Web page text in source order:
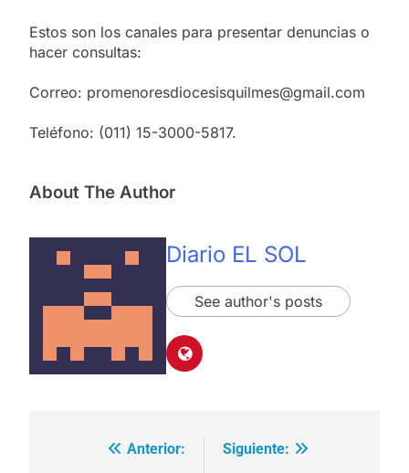
Estos son los canales para presentar denuncias o
hacer consultas:
Correo: promenoresdiocesisquilmes@gmail.com
Teléfono: (011) 15-3000-5817.
About The Author
Diario EL SOL
See author's posts
Navegación
Anterior:
Siguiente: